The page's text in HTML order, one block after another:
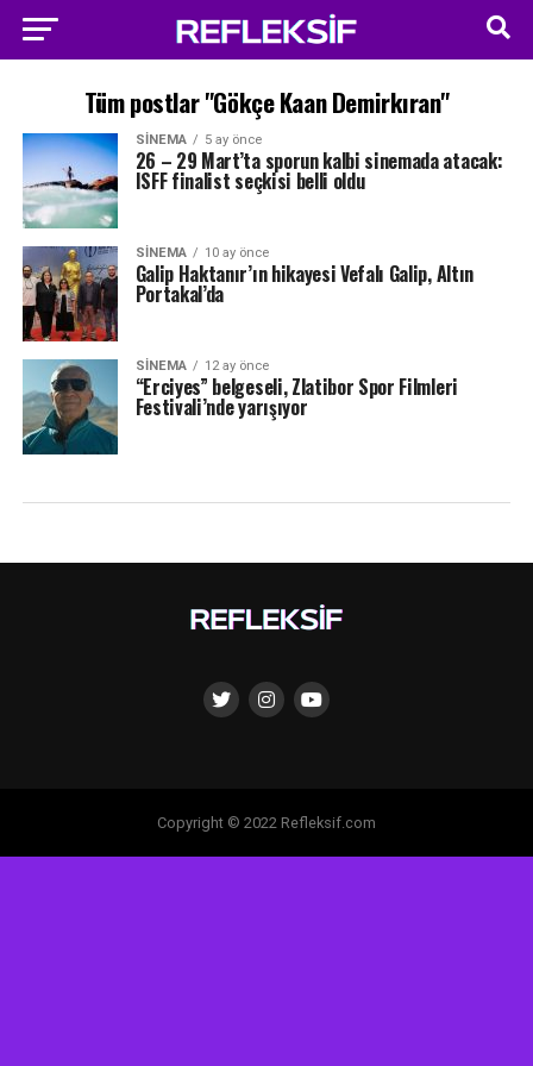
Tüm postlar "Gökçe Kaan Demirkıran"
SINEMA 5 ay önce
26 – 29 Mart’ta sporun kalbi sinemada atacak:
ISFF finalist seçkisi belli oldu
SINEMA 10 ay önce
Galip Haktanır’ın hikayesi Vefalı Galip, Altın
Portakal’da
SINEMA 12 ay önce
“Erciyes” belgeseli, Zlatibor Spor Filmleri
Festivali’nde yarışıyor
Copyright © 2022 Refleksif.com